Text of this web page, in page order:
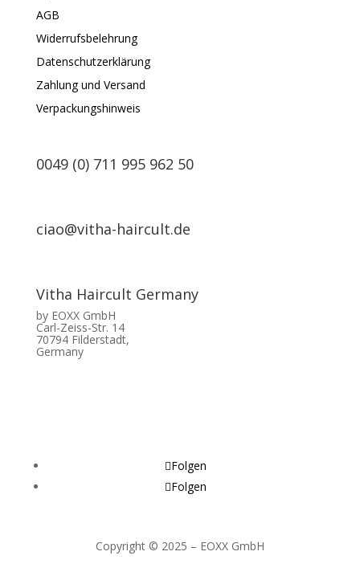
AGB
Widerrufsbelehrung
Datenschutzerklärung
Zahlung und Versand
Verpackungshinweis
0049 (0) 711 995 962 50
ciao@vitha-haircult.de
Vitha Haircult Germany
by EOXX GmbH
Carl-Zeiss-Str. 14
70794 Filderstadt,
Germany
Folgen
Folgen
Copyright © 2025 – EOXX GmbH